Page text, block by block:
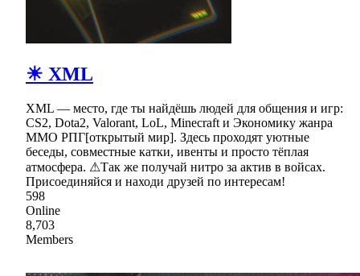
☀ XML
XML — место, где ты найдёшь людей для общения и игр:
CS2, Dota2, Valorant, LoL, Minecraft и Экономику жанра
ММО РПГ[открытый мир]. Здесь проходят уютные
беседы, совместные катки, ивенты и просто тёплая
атмосфера. ⚠Так же получай нитро за актив в войсах.
Присоединяйся и находи друзей по интересам!
598
Online
8,703
Members